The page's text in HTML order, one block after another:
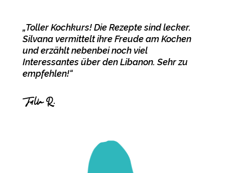
„Toller Kochkurs! Die Rezepte sind lecker.
Silvana vermittelt ihre Freude am Kochen
und erzählt nebenbei noch viel
Interessantes über den Libanon. Sehr zu
empfehlen!“
Julia R.